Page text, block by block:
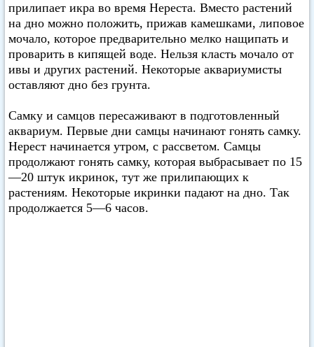
прилипает икра во время Нереста. Вместо растений
на дно можно положить, прижав камешками, липовое
мочало, которое предварительно мелко нащипать и
проварить в кипящей воде. Нельзя класть мочало от
ивы и других растений. Некоторые аквариумисты
оставляют дно без грунта.
Самку и самцов пересаживают в подготовленный
аквариум. Первые дни самцы начинают гонять самку.
Нерест начинается утром, с рассветом. Самцы
продолжают гонять самку, которая выбрасывает по 15
—20 штук икринок, тут же прилипающих к
растениям. Некоторые икринки падают на дно. Так
продолжается 5—6 часов.